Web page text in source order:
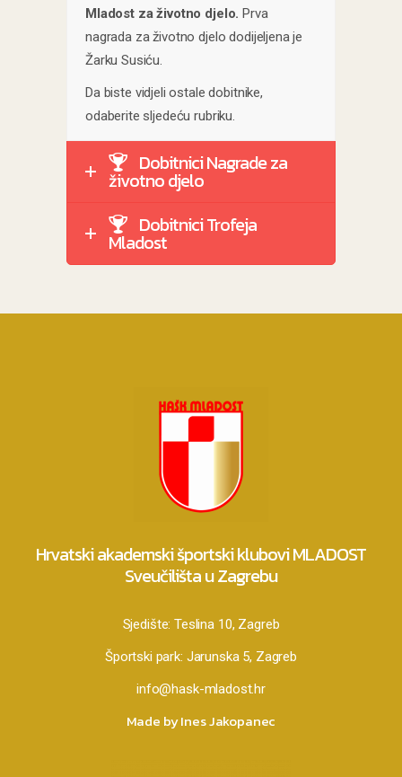
Mladost za životno djelo. Prva
nagrada za životno djelo dodijeljena je
Žarku Susiću.
Da biste vidjeli ostale dobitnike,
odaberite sljedeću rubriku.
Dobitnici Nagrade za
životno djelo
Dobitnici Trofeja
Mladost
Hrvatski akademski športski klubovi MLADOST
Sveučilišta u Zagrebu
Sjedište:Teslina 10, Zagreb
Športski park: Jarunska 5, Zagreb
info@hask-mladost.hr
Made by Ines Jakopanec